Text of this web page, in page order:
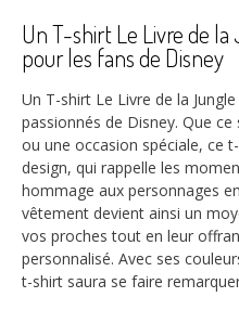
Un T-shirt Le Livre de la
pour les fans de Disney
Un T-shirt Le Livre de la
passionnés de Disney. Que
ou une occasion spéciale, ce
design, qui rappelle les
hommage aux personnages
vêtement devient ainsi un
vos proches tout en leur
personnalisé. Avec ses
t-shirt saura se faire